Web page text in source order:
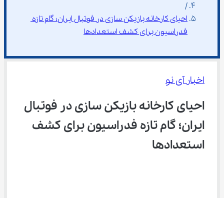
/
احیای کارخانه بازیکن سازی در فوتبال ایران؛ گام تازه
فدراسیون برای کشف استعدادها
اخبار آی نو
احیای کارخانه بازیکن سازی در فوتبال
ایران؛ گام تازه فدراسیون برای کشف
استعدادها